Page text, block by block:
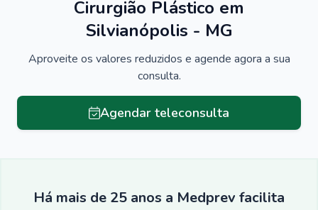
Cirurgião Plástico em
Silvianópolis - MG
Aproveite os valores reduzidos e agende agora a sua
consulta.
Agendar teleconsulta
Há mais de 25 anos a Medprev facilita